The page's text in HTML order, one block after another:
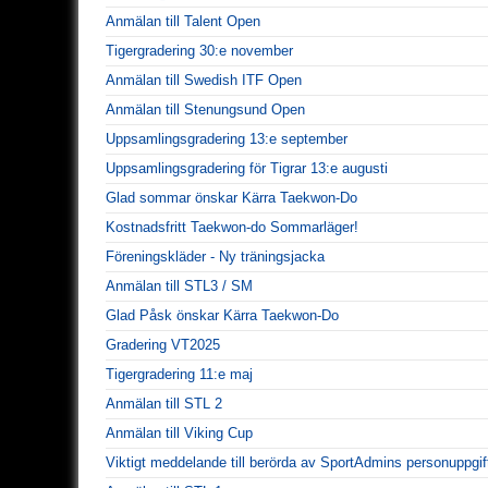
Anmälan till Talent Open
Tigergradering 30:e november
Anmälan till Swedish ITF Open
Anmälan till Stenungsund Open
Uppsamlingsgradering 13:e september
Uppsamlingsgradering för Tigrar 13:e augusti
Glad sommar önskar Kärra Taekwon-Do
Kostnadsfritt Taekwon-do Sommarläger!
Föreningskläder - Ny träningsjacka
Anmälan till STL3 / SM
Glad Påsk önskar Kärra Taekwon-Do
Gradering VT2025
Tigergradering 11:e maj
Anmälan till STL 2
Anmälan till Viking Cup
Viktigt meddelande till berörda av SportAdmins